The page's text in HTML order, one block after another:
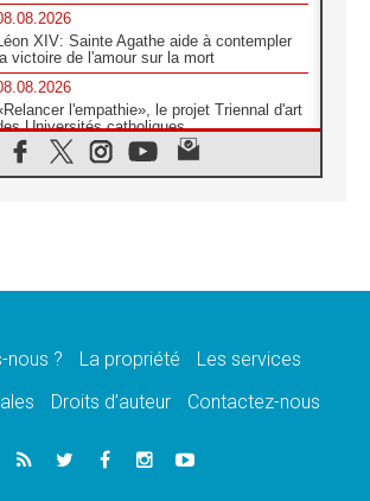
XIV: Sainte Agathe aide à contempler
la victoire de l'amour sur la mort
l'empathie», le projet Triennal d'art
Universités catholiques
08.08.2026
2026, donner la parole aux religieuses
l'Assomption et mémoire nationale
«La paix commence par l'empathie» estime
le cardinal Parolin
nous ? La propriété
Les services
Droits d’auteur Contactez-nous